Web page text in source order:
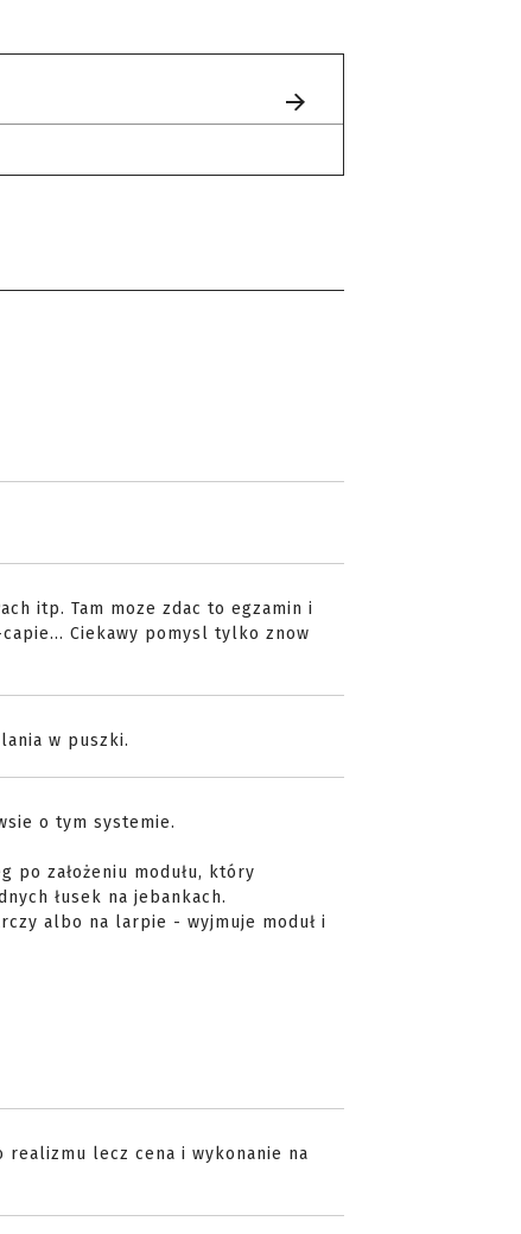
itp. Tam moze zdac to egzamin i
Ciekawy pomysl tylko znow
w puszki.
o tym systemie.
po założeniu modułu, który
łusek na jebankach.
albo na larpie - wyjmuje moduł i
realizmu lecz cena i wykonanie na